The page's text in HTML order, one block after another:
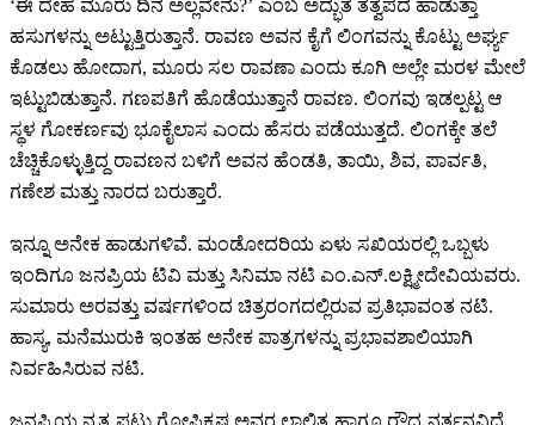
‘ಈ ದೇಹ ಮೂರು ದಿನ ಅಲ್ಲವೇನು?’ ಎಂಬ ಅದ್ಭುತ ತತ್ವಪದ ಹಾಡುತ್ತಾ
ಹಸುಗಳನ್ನು ಅಟ್ಟುತ್ತಿರುತ್ತಾನೆ. ರಾವಣ ಅವನ ಕೈಗೆ ಲಿಂಗವನ್ನು ಕೊಟ್ಟು ಅರ್ಘ್ಯ
ಕೊಡಲು ಹೋದಾಗ, ಮೂರು ಸಲ ರಾವಣಾ ಎಂದು ಕೂಗಿ ಅಲ್ಲೇ ಮರಳ ಮೇಲೆ
ಇಟ್ಟುಬಿಡುತ್ತಾನೆ. ಗಣಪತಿಗೆ ಹೊಡೆಯುತ್ತಾನೆ ರಾವಣ. ಲಿಂಗವು ಇಡಲ್ಪಟ್ಟ ಆ
ಸ್ಥಳ ಗೋಕರ್ಣವು ಭೂಕೈಲಾಸ ಎಂದು ಹೆಸರು ಪಡೆಯುತ್ತದೆ. ಲಿಂಗಕ್ಕೇ ತಲೆ
ಚೆಚ್ಚಿಕೊಳ್ಳುತ್ತಿದ್ದ ರಾವಣನ ಬಳಿಗೆ ಅವನ ಹೆಂಡತಿ, ತಾಯಿ, ಶಿವ, ಪಾರ್ವತಿ,
ಗಣೇಶ ಮತ್ತು ನಾರದ ಬರುತ್ತಾರೆ.
ಇನ್ನೂ ಅನೇಕ ಹಾಡುಗಳಿವೆ. ಮಂಡೋದರಿಯ ಏಳು ಸಖಿಯರಲ್ಲಿ ಒಬ್ಬಳು
ಇಂದಿಗೂ ಜನಪ್ರಿಯ ಟಿವಿ ಮತ್ತು ಸಿನಿಮಾ ನಟಿ ಎಂ.ಎನ್.ಲಕ್ಷ್ಮೀದೇವಿಯವರು.
ಸುಮಾರು ಅರವತ್ತು ವರ್ಷಗಳಿಂದ ಚಿತ್ರರಂಗದಲ್ಲಿರುವ ಪ್ರತಿಭಾವಂತ ನಟಿ.
ಹಾಸ್ಯ, ಮನೆಮುರುಕಿ ಇಂತಹ ಅನೇಕ ಪಾತ್ರಗಳನ್ನು ಪ್ರಭಾವಶಾಲಿಯಾಗಿ
ನಿರ್ವಹಿಸಿರುವ ನಟಿ.
ಜನಪ್ರಿಯ ನೃತ್ಯ ಪಟು ಗೋಪಿಕೃಷ್ಣ ಅವರ ಲಾಲಿತ್ಯ ಹಾಗೂ ರೌದ್ರ ನರ್ತನವಿದೆ.